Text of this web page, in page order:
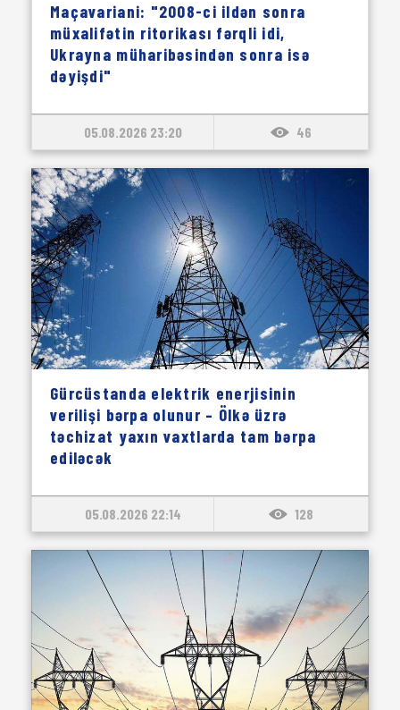
Maçavariani: "2008-ci ildən sonra
müxalifətin ritorikası fərqli idi,
Ukrayna müharibəsindən sonra isə
dəyişdi"
05.08.2026 23:20 46
Gürcüstanda elektrik enerjisinin
verilişi bərpa olunur – Ölkə üzrə
təchizat yaxın vaxtlarda tam bərpa
ediləcək
05.08.2026 22:14 128